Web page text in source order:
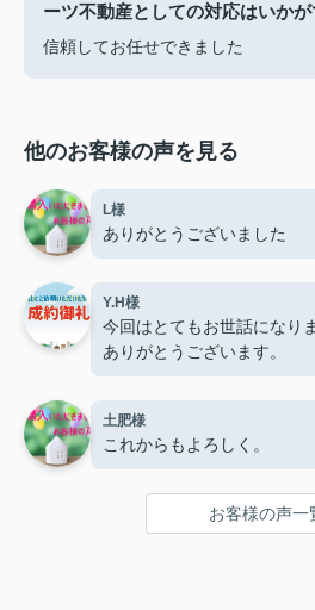
ーツ不動産としての対応はいかが
信頼してお任せできました
他のお客様の声を見る
L様
ありがとうございました
Y.H様
今回はとてもお世話になり
ありがとうございます。
土肥様
これからもよろしく。
お客様の声一